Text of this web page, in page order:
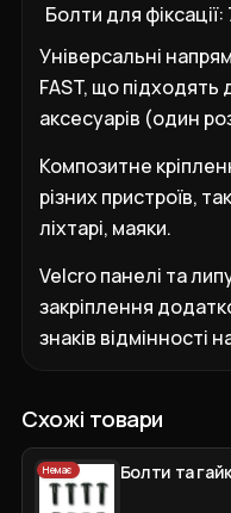
Болти для фіксації:
Універсальні
FAST, що
аксесуарів (один
Композитне
різних пристроїв,
ліхтарі, маяки.
Velcro панелі та
закріплення
знаків відмінності
Схожі товари
Немає Болти та